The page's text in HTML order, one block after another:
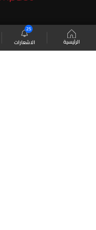
الرئيسية الاشعارات
25
موقع البرامج